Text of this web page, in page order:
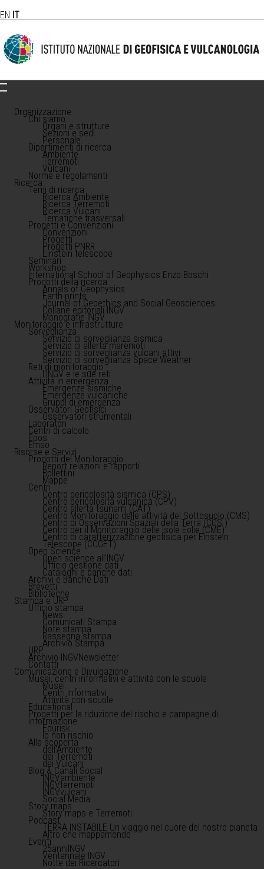
EN IT
Organizzazione
Chi siamo
Organi e strutture
Sezioni e sedi
Personale
Dipartimenti di ricerca
Ambiente
Terremoti
Vulcani
Norme e regolamenti
Ricerca
Temi di ricerca
Ricerca Ambiente
Ricerca Terremoti
Ricerca Vulcani
Tematiche trasversali
Progetti e Convenzioni
Convenzioni
Progetti
Progetti PNRR
Einstein telescope
Seminari
Workshop
International School of Geophysics Enzo Boschi
Prodotti della ricerca
Annals of Geophysics
Earth-prints
Journal of Geoethics and Social Geosciences
Collane editoriali INGV
Monografie INGV
Monitoraggio e infrastrutture
Sorveglianza
Servizio di sorveglianza sismica
Servizio di allerta maremoti
Servizio di sorveglianza vulcani attivi
Servizio di sorveglianza Space Weather
Reti di monitoraggio
l'INGV e le sue reti
Attività in emergenza
Emergenze sismiche
Emergenze vulcaniche
Gruppi di emergenza
Osservatori Geofisici
Osservatori strumentali
Laboratori
Centri di calcolo
Epos
Emso
Risorse e Servizi
Prodotti del Monitoraggio
Report relazioni e rapporti
Bollettini
Mappe
Centri
Centro pericolosità sismica (CPS)
Centro pericolosità vulcanica (CPV)
Centro allerta tsunami (CAT)
Centro Monitoraggio delle attività del Sottosuolo (CMS)
Centro di Osservazioni Spaziali della Terra (COS )
Centro per il Monitoraggio delle Isole Eolie (CME)
Centro di caratterizzazione geofisica per Einstein
Telescope (CCGET)
Open Science
Open science all'INGV
Ufficio gestione dati
Cataloghi e banche dati
Archivi e Banche Dati
Brevetti
Biblioteche
Stampa e URP
Ufficio stampa
News
Comunicati Stampa
Note stampa
Rassegna stampa
Archivio Stampa
URP
Archivio INGVNewsletter
Contatti
Comunicazione e Divulgazione
Musei, centri informativi e attività con le scuole
Musei
Centri informativi
Attività con scuole
Educational
Progetti per la riduzione del rischio e campagne di
informazione
Edurisk
Io non rischio
Alla scoperta
dell'Ambiente
dei Terremoti
dei Vulcani
Blog & Canali Social
INGVambiente
INGVterremoti
INGVvulcani
Social Media
Story maps
Story maps e Terremoti
Podcast
TERRA INSTABILE Un viaggio nel cuore del nostro pianeta
Altro che mappamondo
Eventi
25anniINGV
Ventennale INGV
Notte dei Ricercatori